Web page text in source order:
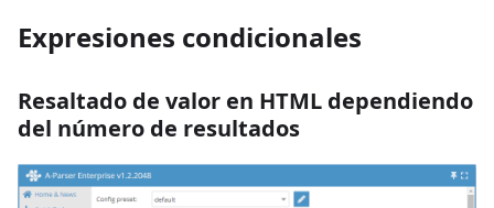
Expresiones condicionales
Resaltado de valor en HTML dependiendo
del número de resultados